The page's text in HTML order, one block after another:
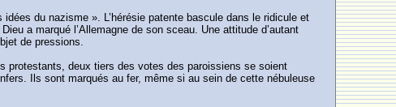
du nazisme ». L’hérésie patente bascule dans le ridicule et
a marqué l’Allemagne de son sceau. Une attitude d’autant
de pressions.
protestants, deux tiers des votes des paroissiens se soient
Ils sont marqués au fer, même si au sein de cette nébuleuse